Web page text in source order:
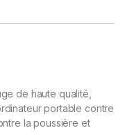
de haute qualité,
portable contre
la poussière et